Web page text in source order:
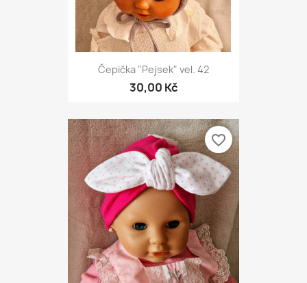
Čepička "Pejsek" vel. 42
30,00 Kč
favorite_border